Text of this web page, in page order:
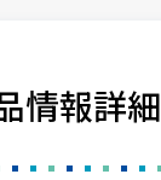
情報詳細